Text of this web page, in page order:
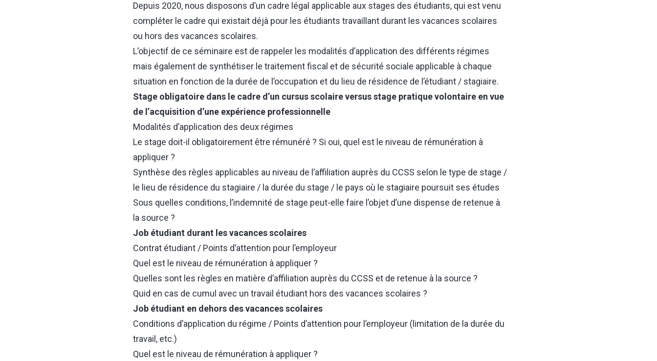
Depuis 2020, nous disposons d’un cadre légal applicable aux stages des étudiants, qui est venu
compléter le cadre qui existait déjà pour les étudiants travaillant durant les vacances scolaires
ou hors des vacances scolaires.
L’objectif de ce séminaire est de rappeler les modalités d’application des différents régimes
mais également de synthétiser le traitement fiscal et de sécurité sociale applicable à chaque
situation en fonction de la durée de l’occupation et du lieu de résidence de l’étudiant / stagiaire.
Stage obligatoire dans le cadre d’un cursus scolaire versus stage pratique volontaire en vue
de l’acquisition d’une expérience professionnelle
Modalités d’application des deux régimes
Le stage doit-il obligatoirement être rémunéré ? Si oui, quel est le niveau de rémunération à
appliquer ?
Synthèse des règles applicables au niveau de l’affiliation auprès du CCSS selon le type de stage /
le lieu de résidence du stagiaire / la durée du stage / le pays où le stagiaire poursuit ses études
Sous quelles conditions, l’indemnité de stage peut-elle faire l’objet d’une dispense de retenue à
la source ?
Job étudiant durant les vacances scolaires
Contrat étudiant / Points d’attention pour l’employeur
Quel est le niveau de rémunération à appliquer ?
Quelles sont les règles en matière d’affiliation auprès du CCSS et de retenue à la source ?
Quid en cas de cumul avec un travail étudiant hors des vacances scolaires ?
Job étudiant en dehors des vacances scolaires
Conditions d’application du régime / Points d’attention pour l’employeur (limitation de la durée du
travail, etc.)
Quel est le niveau de rémunération à appliquer ?